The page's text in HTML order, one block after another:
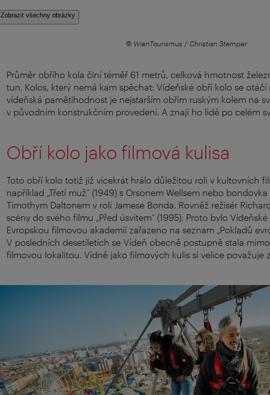
Zobrazit všechny obrázky
© WienTourismus / Christian Stemper
Průměr obřího kola činí téměř 61 metrů, celková hmotnost
tun. Kolos, který nemá kam spěchat: Vídeňské obří kolo se otáčí
vídeňská pamětihodnost je nejstarším obřím ruským kolem na
v původním konstrukčním provedení. A znají ho lidé po celém
Obří kolo jako filmová kulisa
Toto obří kolo totiž již vícekrát hrálo důležitou roli v kultovních
například „Třetí muž“ (1949) s Orsonem Wellsem nebo bondovka
Timothym Daltonem v roli Jamese Bonda. Rovněž režisér
scény do svého filmu „Před úsvitem“ (1995). Proto bylo
Evropskou filmovou akademií zařazeno na seznam „Pokladů
V posledních desetiletích se Vídeň obecně postupně stala
filmovou lokalitou. Vídně jako filmových kulis si velice považuje